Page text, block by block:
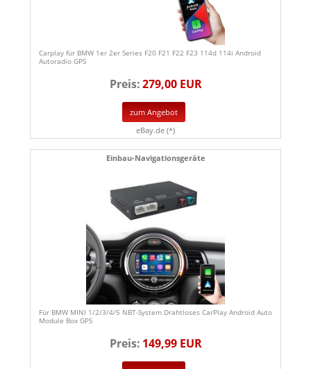
Carplay für BMW 1er 2er Series F20 F21 F22 F23 114d 114i Android
Autoradio GPS
Preis:279,00 EUR
zum Angebot
eBay.de (*)
Einbau-Navigationsgeräte
Für BMW MINI 1/2/3/4/5 NBT-System Drahtloses CarPlay Android Auto
Module Box GPS
Preis: 149,99 EUR